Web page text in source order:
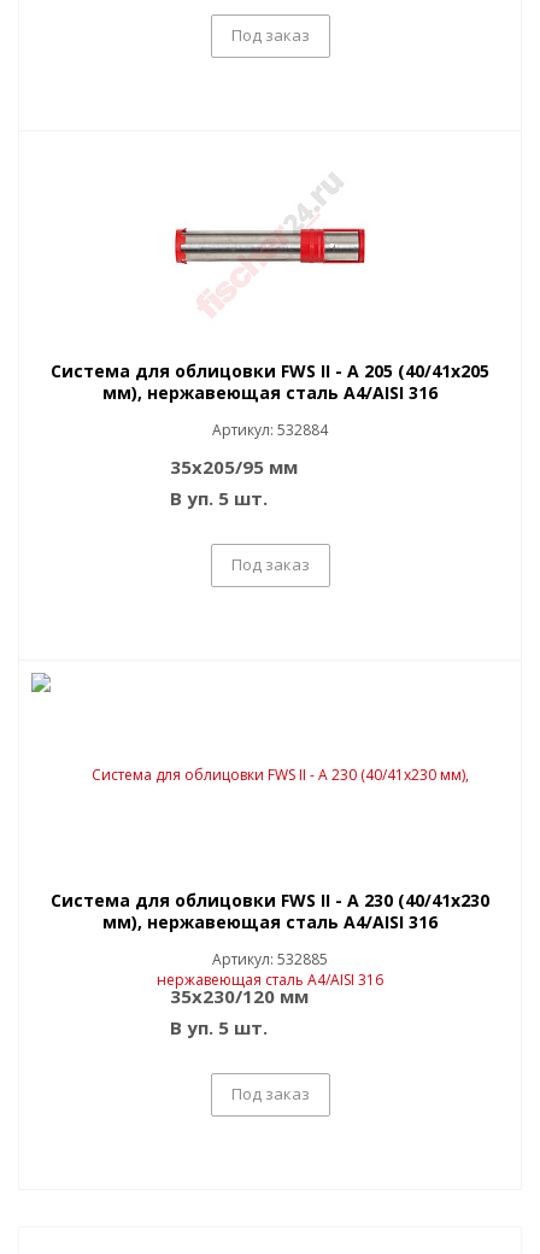
Под заказ
Система для облицовки FWS II - A 205 (40/41x205
мм), нержавеющая сталь A4/AISI 316
Артикул: 532884
35x205/95 мм
В уп. 5 шт.
Под заказ
Система для облицовки FWS II - A 230 (40/41x230
мм), нержавеющая сталь A4/AISI 316
Артикул: 532885
35x230/120 мм
В уп. 5 шт.
Под заказ